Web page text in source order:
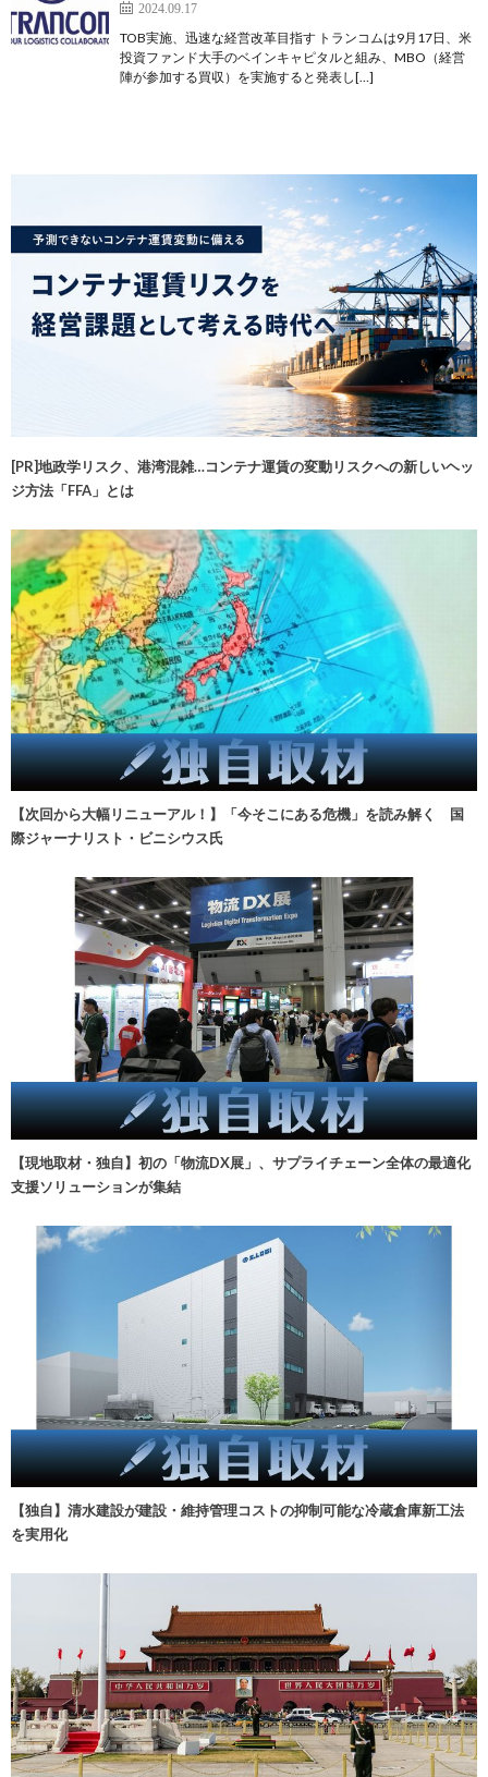
2024.09.17
TOB実施、迅速な経営改革目指す トランコムは9月17日、米
投資ファンド大手のベインキャピタルと組み、MBO（経営
陣が参加する買収）を実施すると発表し[…]
[PR]地政学リスク、港湾混雑…コンテナ運賃の変動リスクへの新しいヘッ
ジ方法「FFA」とは
【次回から大幅リニューアル！】「今そこにある危機」を読み解く 国
際ジャーナリスト・ビニシウス氏
【現地取材・独自】初の「物流DX展」、サプライチェーン全体の最適化
支援ソリューションが集結
【独自】清水建設が建設・維持管理コストの抑制可能な冷蔵倉庫新工法
を実用化